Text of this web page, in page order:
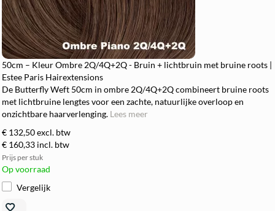
50cm – Kleur Ombre 2Q/4Q+2Q - Bruin + lichtbruin met bruine roots |
Estee Paris Hairextensions
De Butterfly Weft 50cm in ombre 2Q/4Q+2Q combineert bruine roots
met lichtbruine lengtes voor een zachte, natuurlijke overloop en
onzichtbare haarverlenging. Lees meer
€ 132,50excl. btw
€ 160,33 incl. btw
Prijs per stuk
Op voorraad
Vergelijk